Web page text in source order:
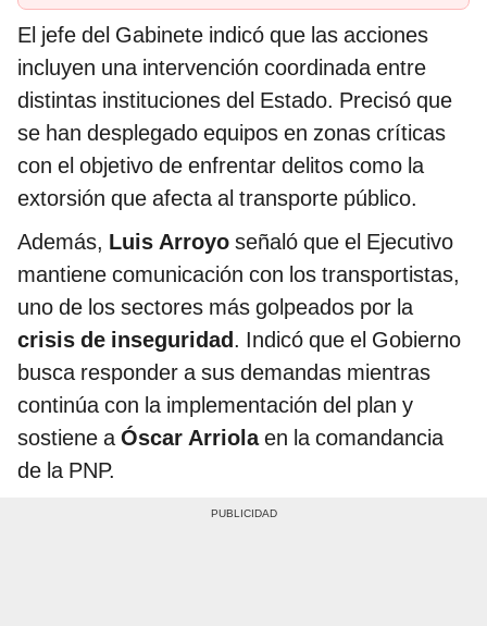
El jefe del Gabinete indicó que las acciones
incluyen una intervención coordinada entre
distintas instituciones del Estado. Precisó que
se han desplegado equipos en zonas críticas
con el objetivo de enfrentar delitos como la
extorsión que afecta al transporte público.
Además, Luis Arroyo señaló que el Ejecutivo
mantiene comunicación con los transportistas,
uno de los sectores más golpeados por la
crisis de inseguridad. Indicó que el Gobierno
busca responder a sus demandas mientras
continúa con la implementación del plan y
sostiene aÓscar Arriolaen la comandancia
de la PNP.